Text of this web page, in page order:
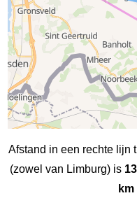
Afstand in een rechte lijn
(zowel van Limburg) is
km